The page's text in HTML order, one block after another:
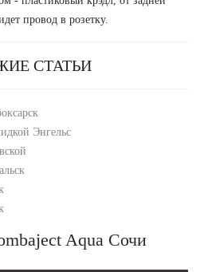
провод в розетку.
СТАТЬИ
Энгельс
Aqua Сочи